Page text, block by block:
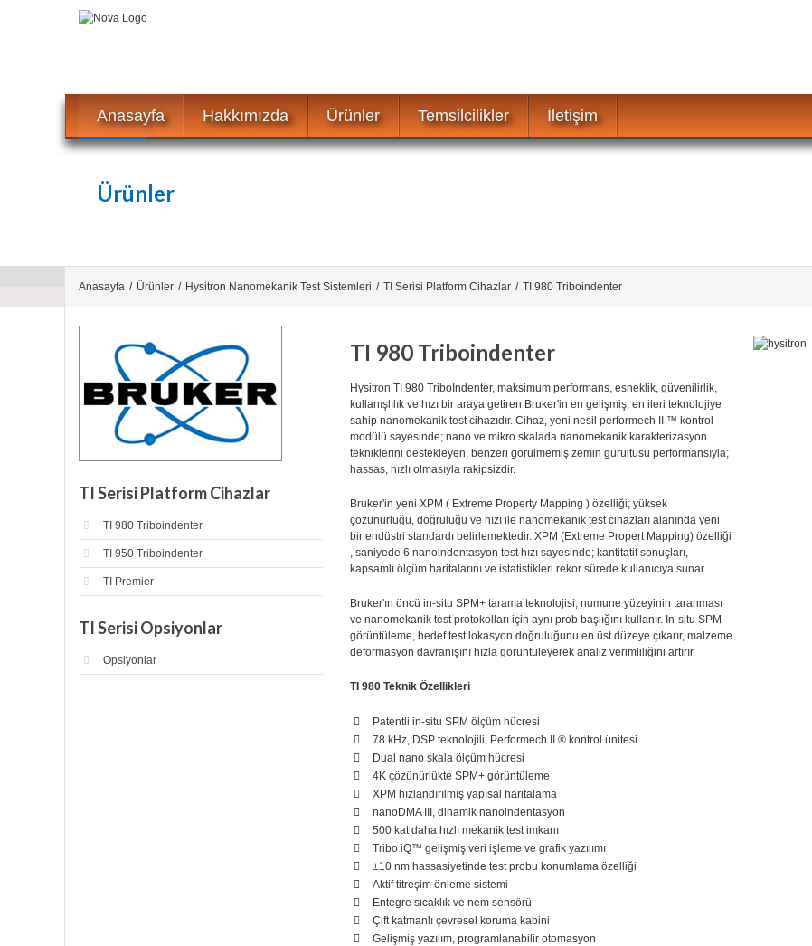
Anasayfa Hakkımızda Ürünler Temsilcilikler İletişim
Ürünler
Anasayfa / Ürünler / Hysitron Nanomekanik Test Sistemleri / TI Serisi Platform Cihazlar / TI 980 Triboindenter
TI Serisi Platform Cihazlar
TI 980 Triboindenter
TI 950 Triboindenter
TI Premier
TI Serisi Opsiyonlar
Opsiyonlar
TI 980 Triboindenter
Hysitron TI 980 TriboIndenter, maksimum performans, esneklik, güvenilirlik,
kullanışlılık ve hızı bir araya getiren Bruker'in en gelişmiş, en ileri teknolojiye
sahip nanomekanik test cihazıdır. Cihaz, yeni nesil performech II ™ kontrol
modülü sayesinde; nano ve mikro skalada nanomekanik karakterizasyon
tekniklerini destekleyen, benzeri görülmemiş zemin gürültüsü performansıyla;
hassas, hızlı olmasıyla rakipsizdir.
Bruker'in yeni XPM ( Extreme Property Mapping ) özelliği; yüksek
çözünürlüğü, doğruluğu ve hızı ile nanomekanik test cihazları alanında yeni
bir endüstri standardı belirlemektedir. XPM (Extreme Propert Mapping) özelliği
, saniyede 6 nanoindentasyon test hızı sayesinde; kantitatif sonuçları,
kapsamlı ölçüm haritalarını ve istatistikleri rekor sürede kullanıcıya sunar.
Bruker'ın öncü in-situ SPM+ tarama teknolojisi; numune yüzeyinin taranması
ve nanomekanik test protokolları için aynı prob başlığını kullanır. In-situ SPM
görüntüleme, hedef test lokasyon doğruluğunu en üst düzeye çıkarır, malzeme
deformasyon davranışını hızla görüntüleyerek analiz verimliliğini artırır.
TI 980 Teknik Özellikleri
Patentli in-situ SPM ölçüm hücresi
78 kHz, DSP teknolojili, Performech II ® kontrol ünitesi
Dual nano skala ölçüm hücresi
4K çözünürlükte SPM+ görüntüleme
XPM hızlandırılmış yapısal haritalama
nanoDMA III, dinamik nanoindentasyon
500 kat daha hızlı mekanik test imkanı
Tribo iQ™ gelişmiş veri işleme ve grafik yazılımı
±10 nm hassasiyetinde test probu konumlama özelliği
Aktif titreşim önleme sistemi
Entegre sıcaklık ve nem sensörü
Çift katmanlı çevresel koruma kabini
Gelişmiş yazılım, programlanabilir otomasyon